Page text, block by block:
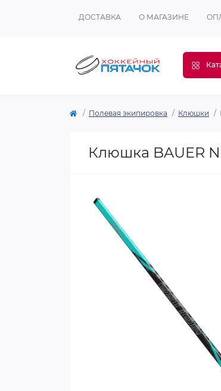
ДОСТАВКА О МАГАЗИНЕ
Полевая экипировка Клюшки
Клюшка BAUER